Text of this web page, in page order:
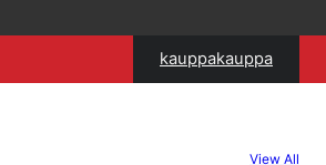
kauppakauppa
View All